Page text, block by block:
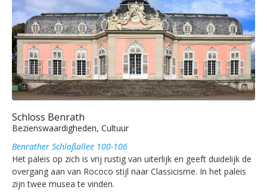
Schloss Benrath
Bezienswaardigheden, Cultuur
Benrather Schloßallee 100-106
Het paleis op zich is vrij rustig van uiterlijk en geeft duidelijk de
overgang aan van Rococo stijl naar Classicisme. In het paleis
zijn twee musea te vinden.